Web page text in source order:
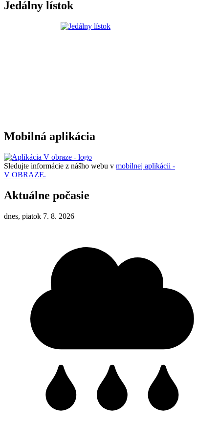
Jedálny lístok
Mobilná aplikácia
Sledujte informácie z nášho webu v mobilnej aplikácii -
V OBRAZE.
Aktuálne počasie
dnes, piatok 7. 8. 2026